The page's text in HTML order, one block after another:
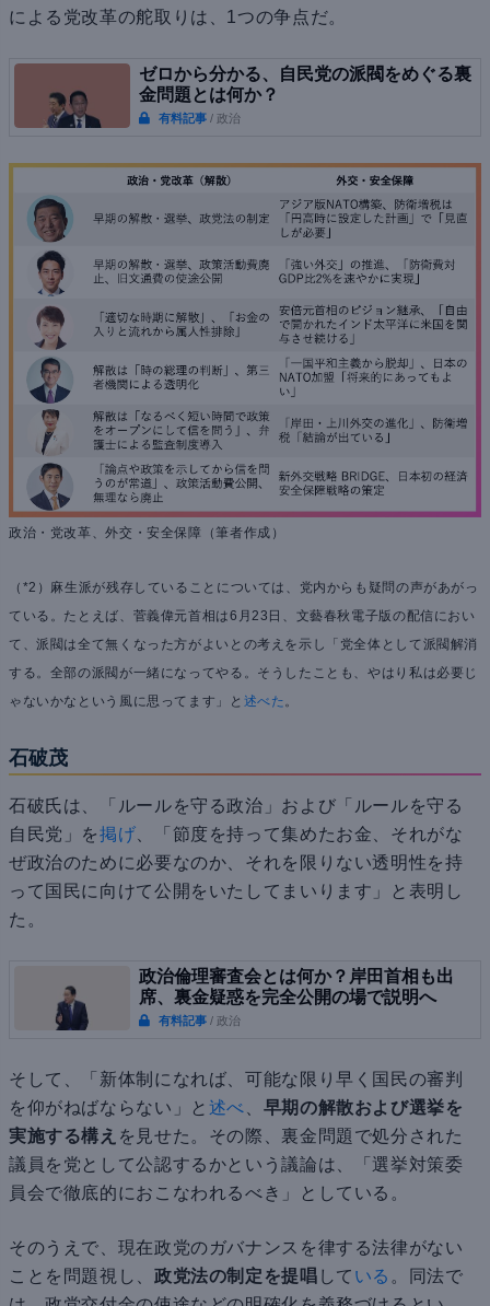
による党改革の舵取りは、1つの争点だ。
ゼロから分かる、自民党の派閥をめぐる裏
金問題とは何か？
有料記事 / 政治
政治・党改革、外交・安全保障（筆者作成）
（*2）麻生派が残存していることについては、党内からも疑問の声があがっ
ている。たとえば、菅義偉元首相は6月23日、文藝春秋電子版の配信におい
て、派閥は全て無くなった方がよいとの考えを示し「党全体として派閥解消
する。全部の派閥が一緒になってやる。そうしたことも、やはり私は必要じ
ゃないかなという風に思ってます」と 述べた。
石破茂
石破氏は、「ルールを守る政治」および「ルールを守る
自民党」を掲げ 、「節度を持って集めたお金、それがな
ぜ政治のために必要なのか、それを限りない透明性を持
って国民に向けて公開をいたしてまいります」と表明し
た。
政治倫理審査会とは何か？岸田首相も出
席、裏金疑惑を完全公開の場で説明へ
有料記事 / 政治
そして、「新体制になれば、可能な限り早く国民の審判
を仰がねばならない」と 述べ
早期の解散および選挙を
実施する構え を見せた。その際、裏金問題で処分された
議員を党として公認するかという議論は、「選挙対策委
員会で徹底的におこなわれるべき」としている。
そのうえで、現在政党のガバナンスを律する法律がない
ことを問題視し、 政党法の制定を提唱 して いる 。同法で